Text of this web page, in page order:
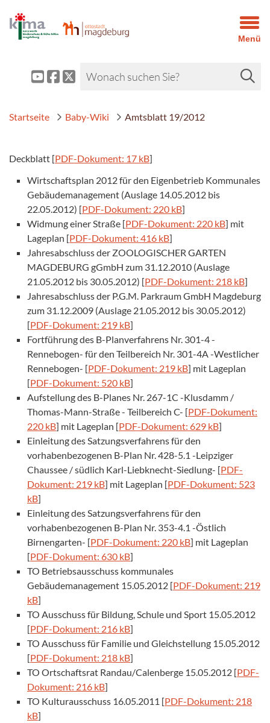
Menü
Startseite Baby-Wiki Amtsblatt 19/2012
Deckblatt [PDF-Dokument: 17 kB]
Wirtschaftsplan 2012 für den Eigenbetrieb Kommunales
Gebäudemanagement (Auslage 14.05.2012 bis
22.05.2012) [PDF-Dokument: 220 kB]
Widmung einer Straße [PDF-Dokument: 220 kB] mit
Lageplan [PDF-Dokument: 416 kB]
Jahresabschluss der ZOOLOGISCHER GARTEN
MAGDEBURG gGmbH zum 31.12.2010 (Auslage
21.05.2012 bis 30.05.2012) [PDF-Dokument: 218 kB]
Jahresabschluss der P.G.M. Parkraum GmbH Magdeburg
zum 31.12.2009 (Auslage 21.05.2012 bis 30.05.2012)
[PDF-Dokument: 219 kB]
Fortführung des B-Planverfahrens Nr. 301-4 -
Rennebogen- für den Teilbereich Nr. 301-4A -Westlicher
Rennebogen- [PDF-Dokument: 219 kB] mit Lageplan
[PDF-Dokument: 520 kB]
Aufstellung des B-Planes Nr. 267-1C -Klusdamm /
Thomas-Mann-Straße - Teilbereich C- [PDF-Dokument:
220 kB] mit Lageplan [PDF-Dokument: 629 kB]
Einleitung des Satzungsverfahrens für den
vorhabenbezogenen B-Plan Nr. 428-5.1 -Leipziger
Chaussee / südlich Karl-Liebknecht-Siedlung- [PDF-
Dokument: 219 kB] mit Lageplan [PDF-Dokument: 523
kB]
Einleitung des Satzungsverfahrens für den
vorhabenbezogenen B-Plan Nr. 353-4.1 -Östlich
Birnengarten- [PDF-Dokument: 220 kB] mit Lageplan
[PDF-Dokument: 630 kB]
TO Betriebsausschuss kommunales
Gebäudemanagement 15.05.2012 [PDF-Dokument: 219
kB]
TO Ausschuss für Bildung, Schule und Sport 15.05.2012
[PDF-Dokument: 216 kB]
TO Ausschuss für Familie und Gleichstellung 15.05.2012
[PDF-Dokument: 218 kB]
TO Ortschaftsrat Randau/Calenberge 15.05.2012 [PDF-
Dokument: 216 kB]
TO Kulturausschuss 16.05.2011 [PDF-Dokument: 218
kB]